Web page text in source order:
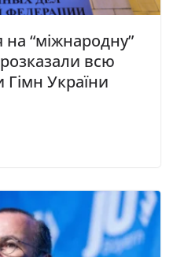
на “міжнародну”
всю
Гімн України